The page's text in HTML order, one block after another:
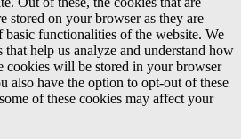
stored on your browser as they are
functionalities of the website. We
help us analyze and understand how
cookies will be stored in your browser
also have the option to opt-out of these
of these cookies may affect your